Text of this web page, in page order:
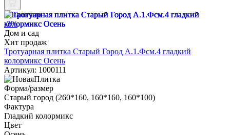
В наличии
-3%
Дом и сад
Хит продаж
Тротуарная плитка Старый Город А.1.Фсм.4 гладкий
колормикс Осень
Артикул: 1000111
Форма/размер
Старый город (260*160, 160*160, 160*100)
Фактура
Гладкий колормикс
Цвет